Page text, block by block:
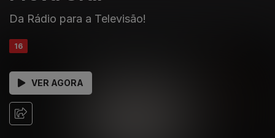
Da Rádio para a Televisão!
16
VER AGORA